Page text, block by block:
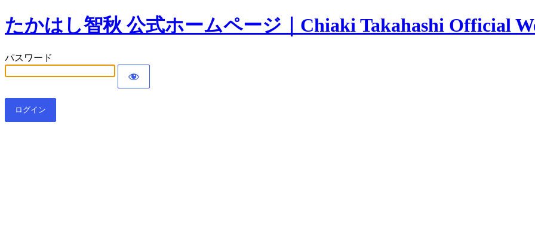
たかはし智秋 公式ホームページ｜Chiaki Takahashi Official
パスワード